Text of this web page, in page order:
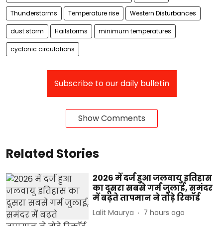
Thunderstorms Temperature rise Western Disturbances
dust storm Hailstorms minimum temperatures
cyclonic circulations
Subscribe to our daily bulletin
Show Comments
Related Stories
2026 में दर्ज हुआ जलवायु इतिहास
का दूसरा सबसे गर्म जुलाई, समंदर
में बढ़ते तापमान ने तोड़े रिकॉर्ड
Lalit Maurya 7 hours ago